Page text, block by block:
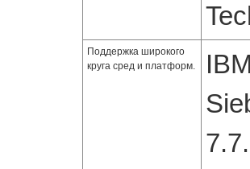
Поддержка широкого
круга сред и платформ.